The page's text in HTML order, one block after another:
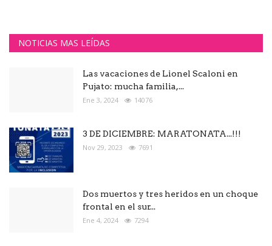
NOTICIAS MAS LEÍDAS
Las vacaciones de Lionel Scaloni en
Pujato: mucha familia,...
Ene 3, 2024 14076
3 DE DICIEMBRE: MARATONATA...!!!
Nov 29, 2023 7691
Dos muertos y tres heridos en un choque
frontal en el sur...
Ene 4, 2024 7294